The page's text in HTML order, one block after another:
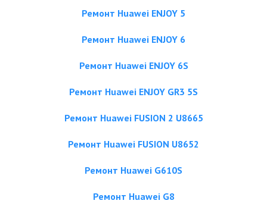
Ремонт Huawei ENJOY 5
Ремонт Huawei ENJOY 6
Ремонт Huawei ENJOY 6S
Ремонт Huawei ENJOY GR3 5S
Ремонт Huawei FUSION 2 U8665
Ремонт Huawei FUSION U8652
Ремонт Huawei G610S
Ремонт Huawei G8